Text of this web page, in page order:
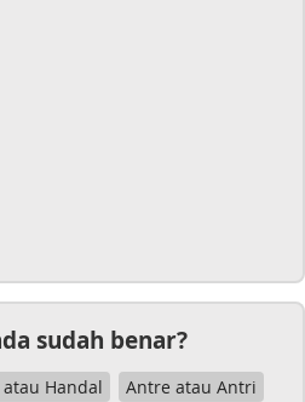
sudah benar?
Handal
Antre atau Antri